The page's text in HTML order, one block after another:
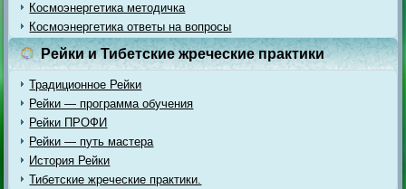
Космоэнергетика методичка
Космоэнергетика ответы на вопросы
Рейки и Тибетские жреческие практики
Традиционное Рейки
Рейки — программа обучения
Рейки ПРОФИ
Рейки — путь мастера
История Рейки
Тибетские жреческие практики.